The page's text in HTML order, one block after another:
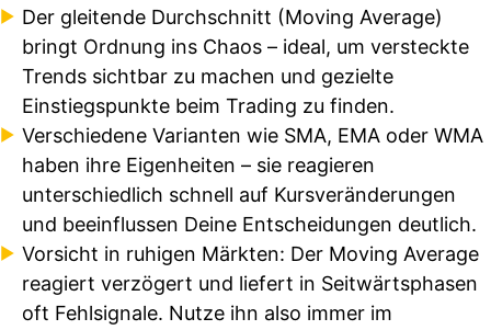
Der gleitende Durchschnitt (Moving Average)
bringt Ordnung ins Chaos – ideal, um versteckte
Trends sichtbar zu machen und gezielte
Einstiegspunkte beim Trading zu finden.
Verschiedene Varianten wie SMA, EMA oder WMA
haben ihre Eigenheiten – sie reagieren
unterschiedlich schnell auf Kursveränderungen
und beeinflussen Deine Entscheidungen deutlich.
Vorsicht in ruhigen Märkten: Der Moving Average
reagiert verzögert und liefert in Seitwärtsphasen
oft Fehlsignale. Nutze ihn also immer im